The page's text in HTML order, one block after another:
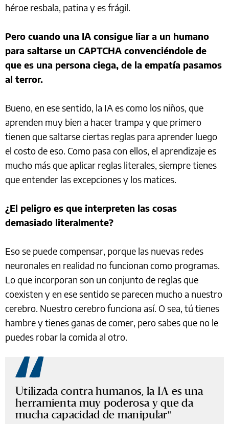
héroe resbala, patina y es frágil.
Pero cuando una IA consigue liar a un humano
para saltarse un CAPTCHA convenciéndole de
que es una persona ciega, de la empatía pasamos
al terror.
Bueno, en ese sentido, la IA es como los niños, que
aprenden muy bien a hacer trampa y que primero
tienen que saltarse ciertas reglas para aprender luego
el costo de eso. Como pasa con ellos, el aprendizaje es
mucho más que aplicar reglas literales, siempre tienes
que entender las excepciones y los matices.
¿El peligro es que interpreten las cosas
demasiado literalmente?
Eso se puede compensar, porque las nuevas redes
neuronales en realidad no funcionan como programas.
Lo que incorporan son un conjunto de reglas que
coexisten y en ese sentido se parecen mucho a nuestro
cerebro. Nuestro cerebro funciona así. O sea, tú tienes
hambre y tienes ganas de comer, pero sabes que no le
puedes robar la comida al otro.
Utilizada contra humanos, la IA es una
herramienta muy poderosa y que da
mucha capacidad de manipular